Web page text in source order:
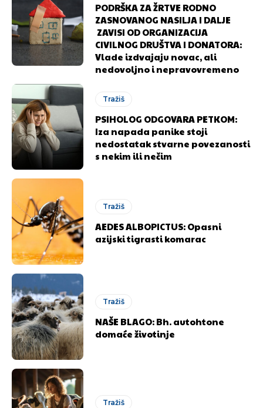
Pusti priču da živi!
Ovim putem želimo da vam se zahvalimo što ste
odlučili da pustite Vašu priču da živi, Redakcija
Objavi.ba
[wpuf_form id=”7463”]
Pusti priču da živi!
Ovim putem želimo da vam se zahvalimo što ste
odlučili da pustite Vašu priču da živi, Redakcija
Objavi.ba
[wpuf_form id=”7463”]
PODRŠKA ZA ŽRTVE RODNO
ZASNOVANOG NASILJA I DALJE
ZAVISI OD ORGANIZACIJA
CIVILNOG DRUŠTVA I DONATORA:
Vlade izdvajaju novac, ali
nedovoljno i nepravovremeno
Tražiš
PSIHOLOG ODGOVARA PETKOM:
Iza napada panike stoji
nedostatak stvarne povezanosti
s nekim ili nečim
Tražiš
AEDES ALBOPICTUS: Opasni
azijski tigrasti komarac
Tražiš
NAŠE BLAGO: Bh. autohtone
domaće životinje
Tražiš